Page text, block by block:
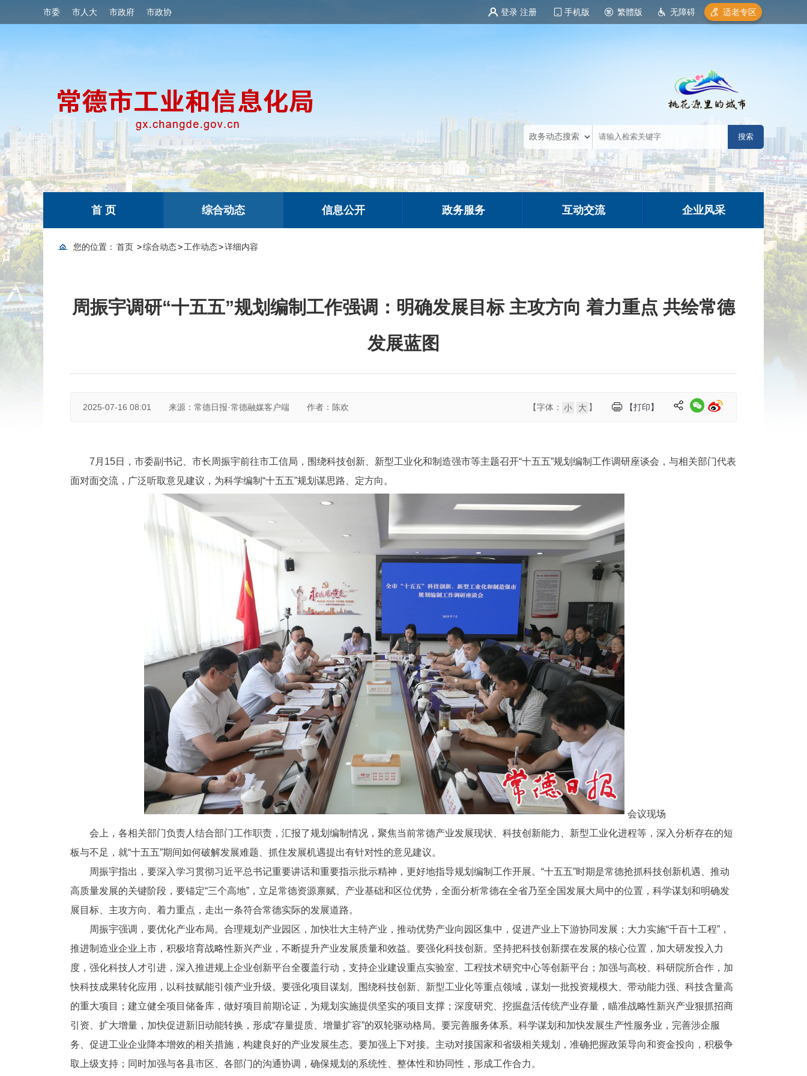
市委 市人大 市政府 市政协 登录 注册 手机版 繁體版 无障碍 适老专区
首 页 综合动态 信息公开 政务服务 互动交流 企业风采
您的位置： 首页 >综合动态>工作动态>详细内容
周振宇调研“十五五”规划编制工作强调：明确发展目标 主攻方向 着力重点 共绘常德
发展蓝图
2025-07-16 08:01 来源：常德日报·常德融媒客户端 作者：陈欢 【打印】
【字体： 小 大 】
7月15日，市委副书记、市长周振宇前往市工信局，围绕科技创新、新型工业化和制造强市等主题召开“十五五”规划编制工作调研座谈会，与相关部门代表
面对面交流，广泛听取意见建议，为科学编制“十五五”规划谋思路、定方向。
会议现场
会上，各相关部门负责人结合部门工作职责，汇报了规划编制情况，聚焦当前常德产业发展现状、科技创新能力、新型工业化进程等，深入分析存在的短
板与不足，就“十五五”期间如何破解发展难题、抓住发展机遇提出有针对性的意见建议。
周振宇指出，要深入学习贯彻习近平总书记重要讲话和重要指示批示精神，更好地指导规划编制工作开展。“十五五”时期是常德抢抓科技创新机遇、推动
高质量发展的关键阶段，要锚定“三个高地”，立足常德资源禀赋、产业基础和区位优势，全面分析常德在全省乃至全国发展大局中的位置，科学谋划和明确发
展目标、主攻方向、着力重点，走出一条符合常德实际的发展道路。
周振宇强调，要优化产业布局。合理规划产业园区，加快壮大主特产业，推动优势产业向园区集中，促进产业上下游协同发展；大力实施“千百十工程”，
推进制造业企业上市，积极培育战略性新兴产业，不断提升产业发展质量和效益。要强化科技创新。坚持把科技创新摆在发展的核心位置，加大研发投入力
度，强化科技人才引进，深入推进规上企业创新平台全覆盖行动，支持企业建设重点实验室、工程技术研究中心等创新平台；加强与高校、科研院所合作，加
快科技成果转化应用，以科技赋能引领产业升级。要强化项目谋划。围绕科技创新、新型工业化等重点领域，谋划一批投资规模大、带动能力强、科技含量高
的重大项目；建立健全项目储备库，做好项目前期论证，为规划实施提供坚实的项目支撑；深度研究、挖掘盘活传统产业存量，瞄准战略性新兴产业狠抓招商
引资、扩大增量，加快促进新旧动能转换，形成“存量提质、增量扩容”的双轮驱动格局。要完善服务体系。科学谋划和加快发展生产性服务业，完善涉企服
务、促进工业企业降本增效的相关措施，构建良好的产业发展生态。要加强上下对接。主动对接国家和省级相关规划，准确把握政策导向和资金投向，积极争
取上级支持；同时加强与各县市区、各部门的沟通协调，确保规划的系统性、整体性和协同性，形成工作合力。